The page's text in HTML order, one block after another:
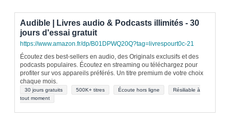
Audible | Livres audio & Podcasts illimités - 30
jours d'essai gratuit
https://www.amazon.fr/dp/B01DPWQ20Q?tag=livrespourt0c-21
Écoutez des best-sellers en audio, des Originals exclusifs et des
podcasts populaires. Écoutez en streaming ou téléchargez pour
profiter sur vos appareils préférés. Un titre premium de votre choix
chaque mois.
30 jours gratuits 500K+ titres Écoute hors ligne
Résiliable à
tout moment